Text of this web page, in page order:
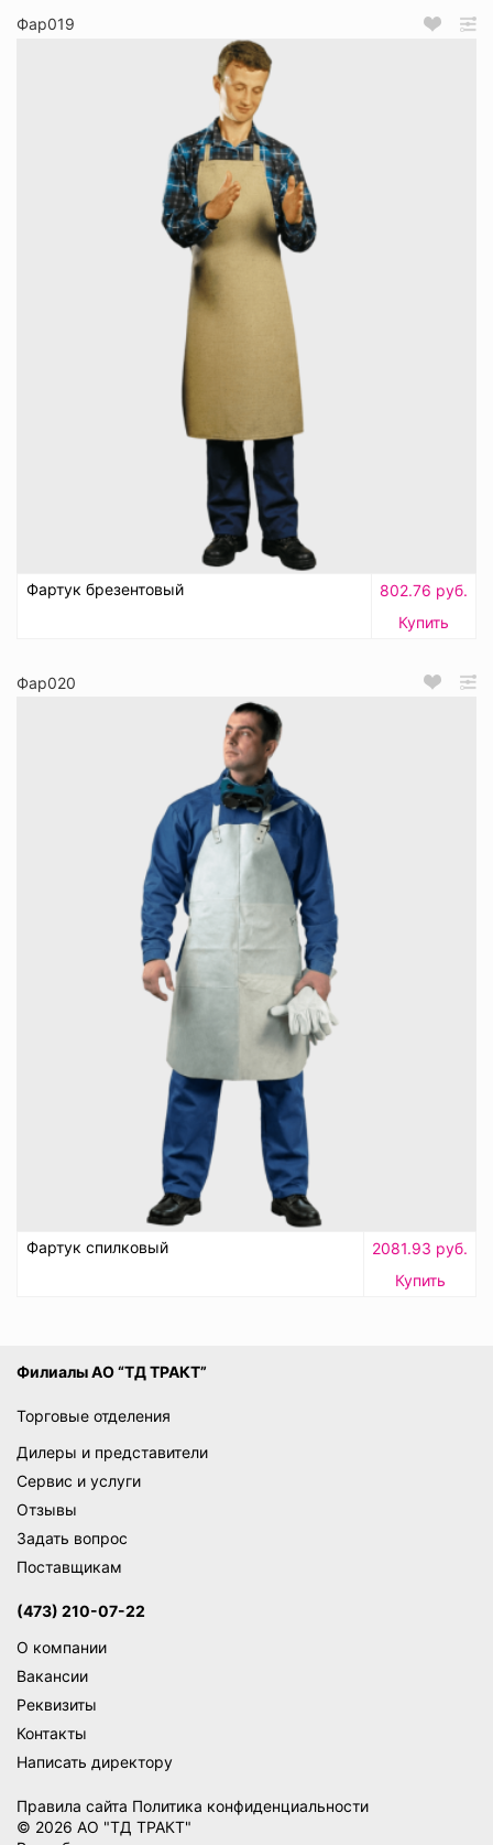
Фар019
Фартук брезентовый
802.76 руб.
Купить
Фар020
Фартук спилковый
2081.93 руб.
Купить
Филиалы АО “ТД ТРАКТ”
Торговые отделения
Дилеры и представители
Сервис и услуги
Отзывы
Задать вопрос
Поставщикам
(473) 210-07-22
О компании
Вакансии
Реквизиты
Контакты
Написать директору
Правила сайта Политика конфиденциальности
© 2026 АО "ТД ТРАКТ"